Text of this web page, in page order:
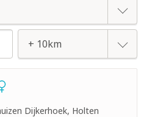
+ 2km
Dijkerhoek, Holten